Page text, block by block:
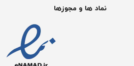
نماد ها و مجوزها